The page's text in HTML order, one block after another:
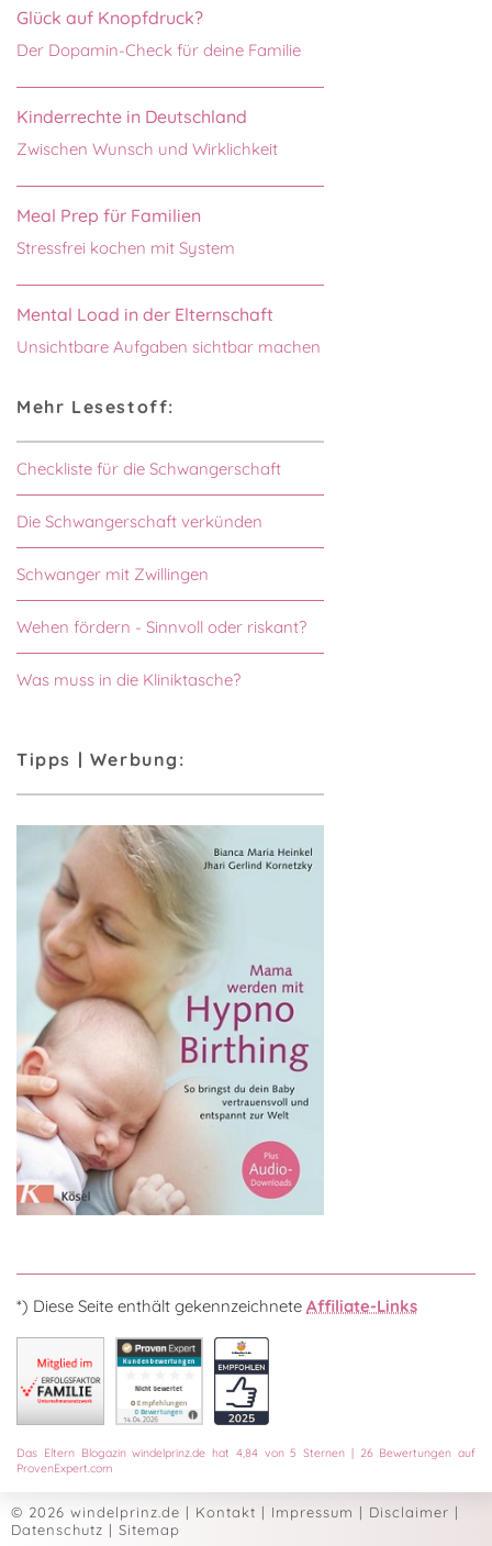
Glück auf Knopfdruck?
Der Dopamin-Check für deine Familie
Kinderrechte in Deutschland
Zwischen Wunsch und Wirklichkeit
Meal Prep für Familien
Stressfrei kochen mit System
Mental Load in der Elternschaft
Unsichtbare Aufgaben sichtbar machen
Mehr Lesestoff:
Checkliste für die Schwangerschaft
Die Schwangerschaft verkünden
Schwanger mit Zwillingen
Wehen fördern - Sinnvoll oder riskant?
Was muss in die Kliniktasche?
Tipps | Werbung:
*) Diese Seite enthält gekennzeichnete Affiliate-Links
Das Eltern Blogazin windelprinz.de hat 4,84von5 Sternen | 26Bewertungen auf
ProvenExpert.com
© 2026 windelprinz.de | Kontakt | Impressum | Disclaimer |
Datenschutz | Sitemap